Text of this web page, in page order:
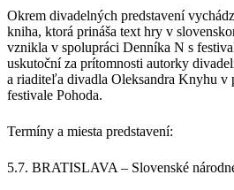
Okrem divadelných predstavení
kniha, ktorá prináša text hry v
vznikla v spolupráci Denníka N s
uskutoční za prítomnosti autorky
a riaditeľa divadla Oleksandra Knyhu v
festivale Pohoda.
Termíny a miesta predstavení:
5.7. BRATISLAVA – Slovenské